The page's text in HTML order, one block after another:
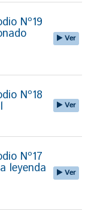
Nº19
Ver
Nº18
Ver
Nº17
leyenda Ver